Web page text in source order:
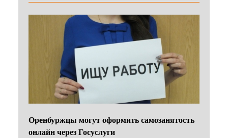
Оренбуржцы могут оформить самозанятость
онлайн через Госуслуги